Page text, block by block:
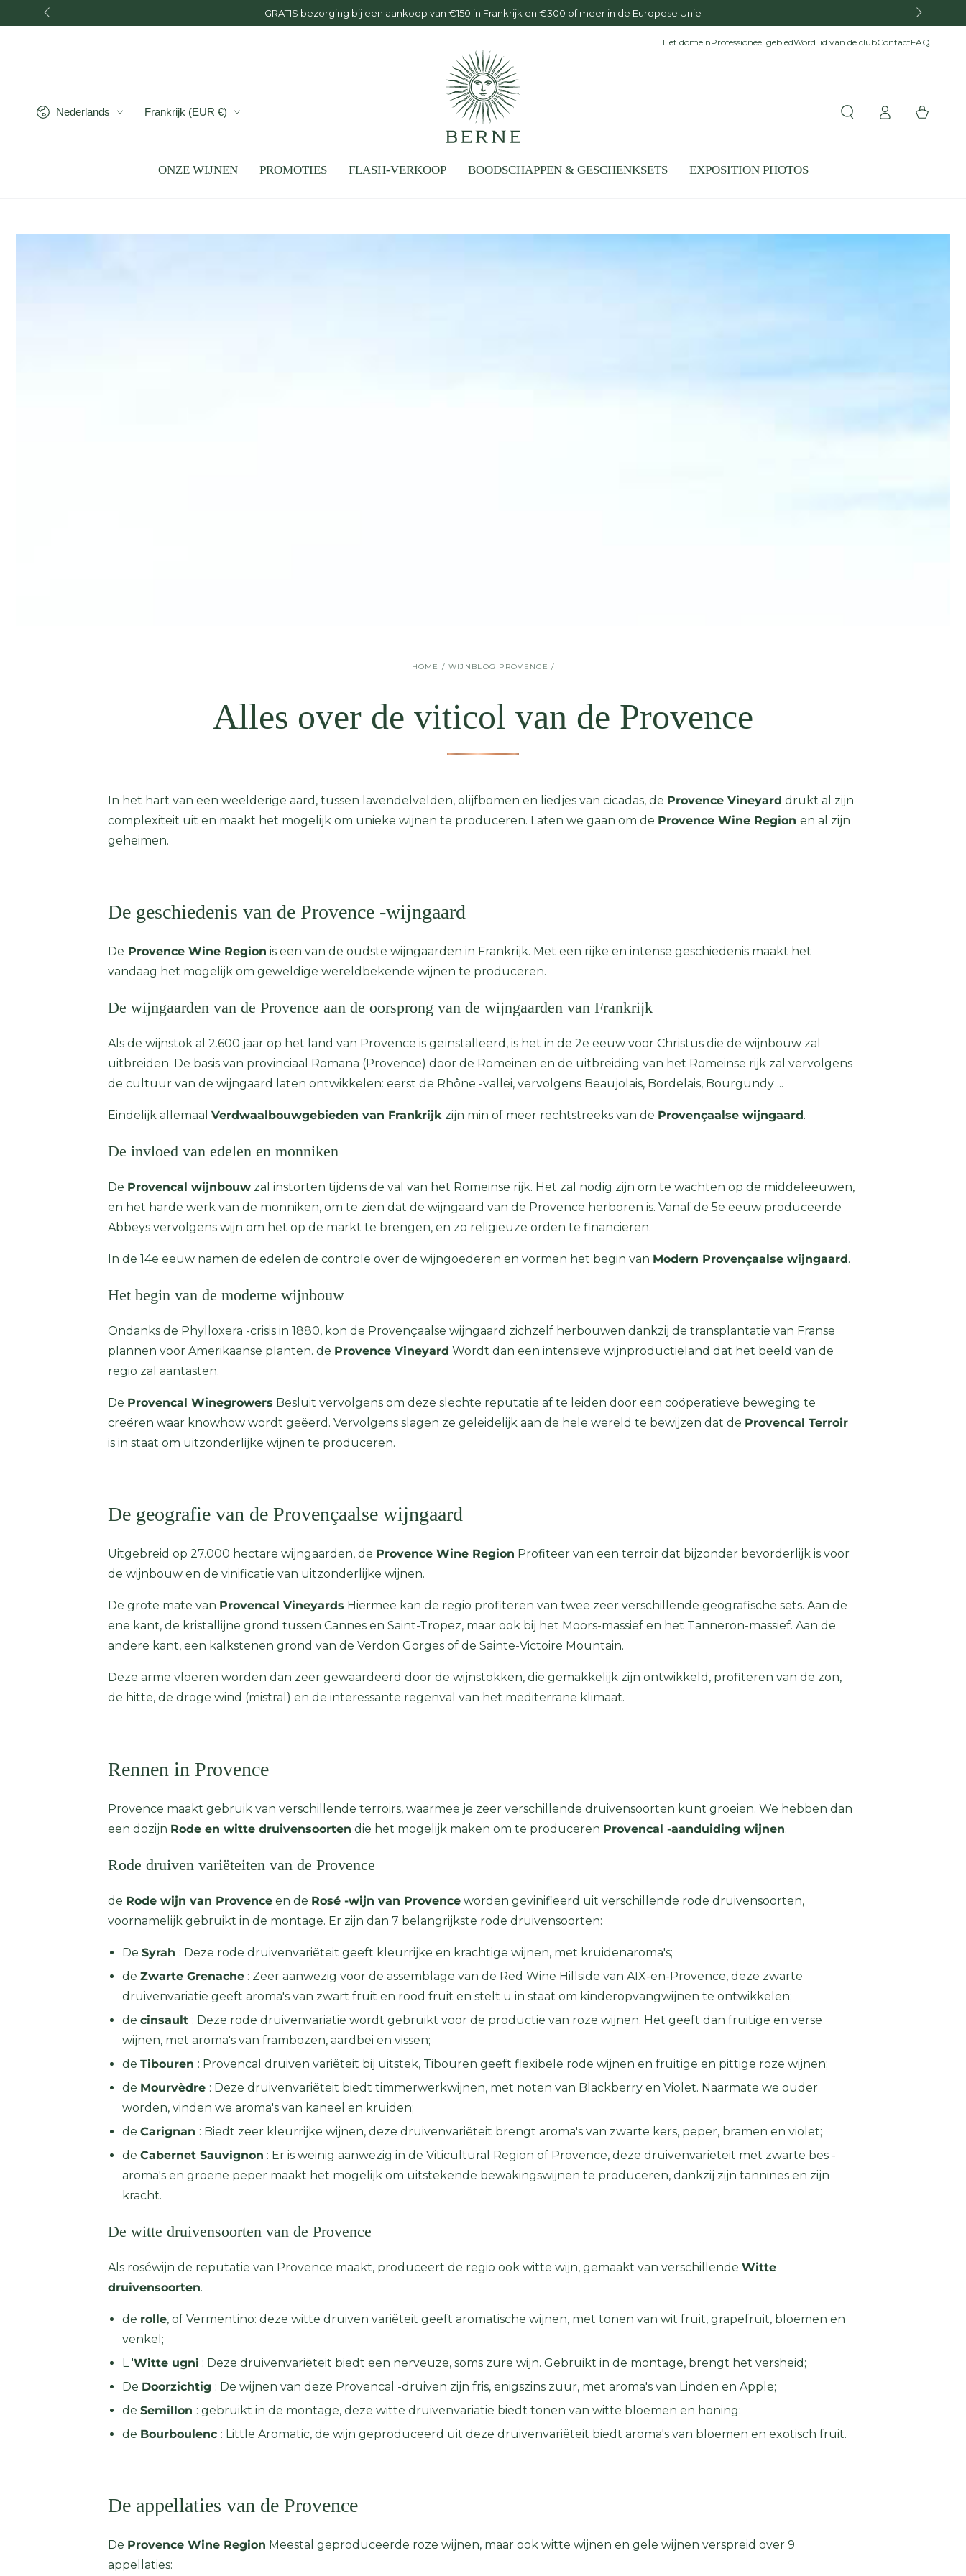
GA NAAR INHOUD GRATIS bezorging bij een aankoop van €150 in Frankrijk en €300 of meer in de Europese Unie
Het domeinProfessioneel gebiedWord lid van de clubContactFAQ
TaalNederlands Land/regio
Frankrijk (EUR €)
ONZE WIJNEN PROMOTIES FLASH-VERKOOP BOODSCHAPPEN & GESCHENKSETS EXPOSITION PHOTOS
Inloggen
Winkelwagen
HOME / WIJNBLOG PROVENCE /
Alles over de viticol van de Provence
In het hart van een weelderige aard, tussen lavendelvelden, olijfbomen en liedjes van cicadas, de Provence Vineyard drukt al zijn
complexiteit uit en maakt het mogelijk om unieke wijnen te produceren. Laten we gaan om de Provence Wine Region en al zijn
geheimen.
De geschiedenis van de Provence -wijngaard
De Provence Wine Region is een van de oudste wijngaarden in Frankrijk. Met een rijke en intense geschiedenis maakt het
vandaag het mogelijk om geweldige wereldbekende wijnen te produceren.
De wijngaarden van de Provence aan de oorsprong van de wijngaarden van Frankrijk
Als de wijnstok al 2.600 jaar op het land van Provence is geïnstalleerd, is het in de 2e eeuw voor Christus die de wijnbouw zal
uitbreiden. De basis van provinciaal Romana (Provence) door de Romeinen en de uitbreiding van het Romeinse rijk zal vervolgens
de cultuur van de wijngaard laten ontwikkelen: eerst de Rhône -vallei, vervolgens Beaujolais, Bordelais, Bourgundy ...
Eindelijk allemaal Verdwaalbouwgebieden van Frankrijk zijn min of meer rechtstreeks van de Provençaalse wijngaard.
De invloed van edelen en monniken
De Provencal wijnbouw zal instorten tijdens de val van het Romeinse rijk. Het zal nodig zijn om te wachten op de middeleeuwen,
en het harde werk van de monniken, om te zien dat de wijngaard van de Provence herboren is. Vanaf de 5e eeuw produceerde
Abbeys vervolgens wijn om het op de markt te brengen, en zo religieuze orden te financieren.
In de 14e eeuw namen de edelen de controle over de wijngoederen en vormen het begin van Modern Provençaalse wijngaard.
Het begin van de moderne wijnbouw
Ondanks de Phylloxera -crisis in 1880, kon de Provençaalse wijngaard zichzelf herbouwen dankzij de transplantatie van Franse
plannen voor Amerikaanse planten. de Provence Vineyard Wordt dan een intensieve wijnproductieland dat het beeld van de
regio zal aantasten.
De Provencal Winegrowers Besluit vervolgens om deze slechte reputatie af te leiden door een coöperatieve beweging te
creëren waar knowhow wordt geëerd. Vervolgens slagen ze geleidelijk aan de hele wereld te bewijzen dat de Provencal Terroir
is in staat om uitzonderlijke wijnen te produceren.
De geografie van de Provençaalse wijngaard
Uitgebreid op 27.000 hectare wijngaarden, de Provence Wine Region Profiteer van een terroir dat bijzonder bevorderlijk is voor
de wijnbouw en de vinificatie van uitzonderlijke wijnen.
De grote mate van Provencal Vineyards Hiermee kan de regio profiteren van twee zeer verschillende geografische sets. Aan de
ene kant, de kristallijne grond tussen Cannes en Saint-Tropez, maar ook bij het Moors-massief en het Tanneron-massief. Aan de
andere kant, een kalkstenen grond van de Verdon Gorges of de Sainte-Victoire Mountain.
Deze arme vloeren worden dan zeer gewaardeerd door de wijnstokken, die gemakkelijk zijn ontwikkeld, profiteren van de zon,
de hitte, de droge wind (mistral) en de interessante regenval van het mediterrane klimaat.
Rennen in Provence
Provence maakt gebruik van verschillende terroirs, waarmee je zeer verschillende druivensoorten kunt groeien. We hebben dan
een dozijn Rode en witte druivensoorten die het mogelijk maken om te produceren Provencal -aanduiding wijnen.
Rode druiven variëteiten van de Provence
de Rode wijn van Provence en de Rosé -wijn van Provence worden gevinifieerd uit verschillende rode druivensoorten,
voornamelijk gebruikt in de montage. Er zijn dan 7 belangrijkste rode druivensoorten:
De Syrah : Deze rode druivenvariëteit geeft kleurrijke en krachtige wijnen, met kruidenaroma's;
de Zwarte Grenache : Zeer aanwezig voor de assemblage van de Red Wine Hillside van AIX-en-Provence, deze zwarte
druivenvariatie geeft aroma's van zwart fruit en rood fruit en stelt u in staat om kinderopvangwijnen te ontwikkelen;
de cinsault : Deze rode druivenvariatie wordt gebruikt voor de productie van roze wijnen. Het geeft dan fruitige en verse
wijnen, met aroma's van frambozen, aardbei en vissen;
de Tibouren : Provencal druiven variëteit bij uitstek, Tibouren geeft flexibele rode wijnen en fruitige en pittige roze wijnen;
de Mourvèdre : Deze druivenvariëteit biedt timmerwerkwijnen, met noten van Blackberry en Violet. Naarmate we ouder
worden, vinden we aroma's van kaneel en kruiden;
de Carignan : Biedt zeer kleurrijke wijnen, deze druivenvariëteit brengt aroma's van zwarte kers, peper, bramen en violet;
de Cabernet Sauvignon : Er is weinig aanwezig in de Viticultural Region of Provence, deze druivenvariëteit met zwarte bes -
aroma's en groene peper maakt het mogelijk om uitstekende bewakingswijnen te produceren, dankzij zijn tannines en zijn
kracht.
De witte druivensoorten van de Provence
Als roséwijn de reputatie van Provence maakt, produceert de regio ook witte wijn, gemaakt van verschillende Witte
druivensoorten.
de rolle, of Vermentino: deze witte druiven variëteit geeft aromatische wijnen, met tonen van wit fruit, grapefruit, bloemen en
venkel;
L 'Witte ugni : Deze druivenvariëteit biedt een nerveuze, soms zure wijn. Gebruikt in de montage, brengt het versheid;
De Doorzichtig : De wijnen van deze Provencal -druiven zijn fris, enigszins zuur, met aroma's van Linden en Apple;
de Semillon : gebruikt in de montage, deze witte druivenvariatie biedt tonen van witte bloemen en honing;
de Bourboulenc : Little Aromatic, de wijn geproduceerd uit deze druivenvariëteit biedt aroma's van bloemen en exotisch fruit.
De appellaties van de Provence
De Provence Wine Region Meestal geproduceerde roze wijnen, maar ook witte wijnen en gele wijnen verspreid over 9
appellaties: